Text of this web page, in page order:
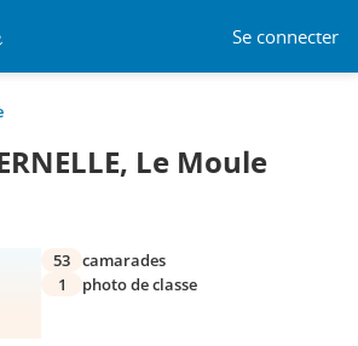
Se connecter
Le Moule
53 camarades
1
photo de classe